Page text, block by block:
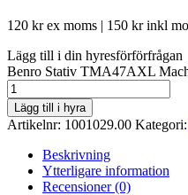
120 krex moms | 150 krinkl
Lägg till i din hyresförförfrågan
Benro Stativ TMA47AXL
Lägg till i hyra
Artikelnr: 1001029.00 Kategori:
Beskrivning
Ytterligare information
Recensioner (0)